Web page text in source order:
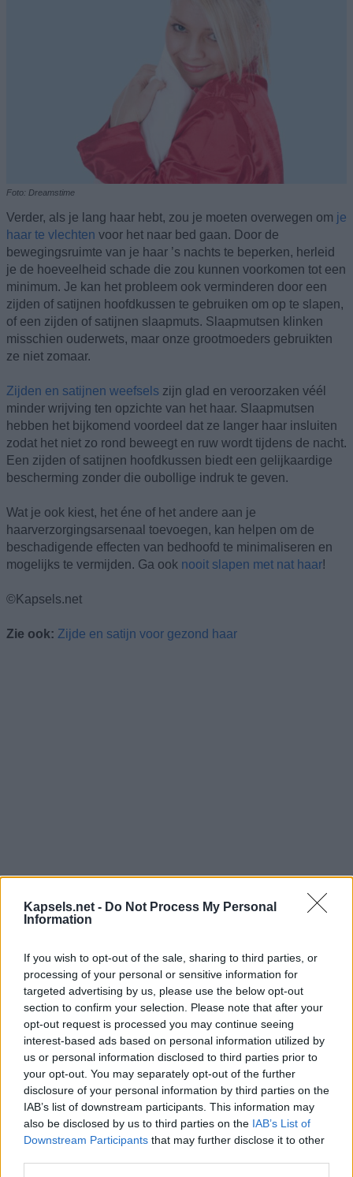
Kapsels.net - Do Not Process My Personal
Information
If you wish to opt-out of the sale, sharing to third parties, or
processing of your personal or sensitive information for
targeted advertising by us, please use the below opt-out
section to confirm your selection. Please note that after your
opt-out request is processed you may continue seeing
interest-based ads based on personal information utilized by
us or personal information disclosed to third parties prior to
your opt-out. You may separately opt-out of the further
disclosure of your personal information by third parties on the
IAB’s list of downstream participants. This information may
also be disclosed by us to third parties on the IAB’s List of
Downstream Participants that may further disclose it to other
Foto: Dreamstime
Verder, als je lang haar hebt, zou je moeten overwegen om je
haar te vlechten voor het naar bed gaan. Door de
bewegingsruimte van je haar ’s nachts te beperken, herleid
je de hoeveelheid schade die zou kunnen voorkomen tot een
minimum. Je kan het probleem ook verminderen door een
zijden of satijnen hoofdkussen te gebruiken om op te slapen,
of een zijden of satijnen slaapmuts. Slaapmutsen klinken
misschien ouderwets, maar onze grootmoeders gebruikten
ze niet zomaar.
Zijden en satijnen weefsels zijn glad en veroorzaken véél
minder wrijving ten opzichte van het haar. Slaapmutsen
hebben het bijkomend voordeel dat ze langer haar insluiten
zodat het niet zo rond beweegt en ruw wordt tijdens de nacht.
Een zijden of satijnen hoofdkussen biedt een gelijkaardige
bescherming zonder die oubollige indruk te geven.
Wat je ook kiest, het éne of het andere aan je
haarverzorgingsarsenaal toevoegen, kan helpen om de
beschadigende effecten van bedhoofd te minimaliseren en
mogelijks te vermijden. Ga ook nooit slapen met nat haar!
©Kapsels.net
Zie ook: Zijde en satijn voor gezond haar